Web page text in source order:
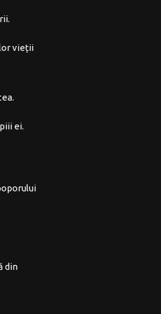
vieții
ei.
din